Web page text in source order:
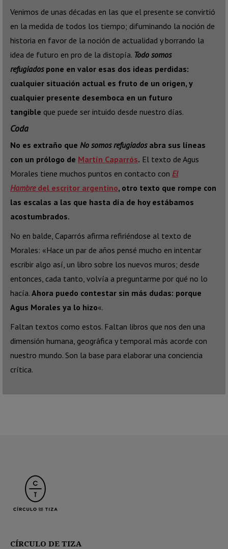
Venimos de unas décadas en las que el presente se convirtió
en la medida de todos los tiempo; difuminando la noción de
historia en favor de la noción de actualidad y borrando la
idea de futuro en pro de la distopía. Todo somos
refugiadospone en valor esas dos ideas perdidas:
cualquier situación actual es fruto de un origen, y
cualquier presente desemboca en un futuro
tangible que puede ser intuido desde nuestro días.
Coda
No es extraño que No somos refugiadosabra sus líneas
con un prólogo de Martín Caparrós. El texto de Agus
Morales tiene muchos puntos en contacto con El
Hambredel escritor argentino, otro texto que rompe con
las escalas a las que hasta día de hoy estábamos
acostumbrados.
No en balde, Caparrós afirma refiriéndose al texto de
Morales: «Hace un par de años pensé mucho en intentar
escribir algo así, un libro sobre los nuevos muros; desde
entonces, cada tanto, volvía a preguntarme por qué no lo
hacía. Ahora puedo contestar sin más dudas: porque
Agus Morales ya lo hizo«.
Faltan textos como estos. Faltan libros que nos den una
dimensión humana, geográfica y temporal más acorde con
nuestro mundo. Son la base para elaborar una conciencia
crítica.
CÍRCULO DE TIZA